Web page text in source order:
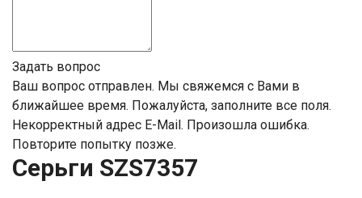
Задать вопрос
Ваш вопрос отправлен. Мы свяжемся с Вами в
ближайшее время. Пожалуйста, заполните все поля.
Некорректный адрес E-Mail. Произошла ошибка.
Повторите попытку позже.
Серьги SZS7357